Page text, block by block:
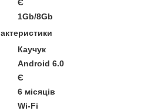
Є
1Gb/8Gb
Каучук
Android 6.0
Є
6 місяців
Wi-Fi